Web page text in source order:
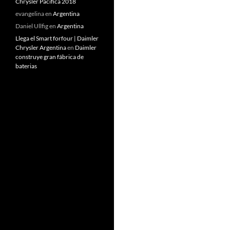
evangelinaen Argentina
Daniel Ullfigen Argentina
Llega el Smart forfour | Daimler
Chrysler Argentinaen Daimler
construye gran fábrica de
baterias